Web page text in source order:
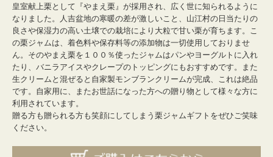
皇室献上栗として『やまえ栗』が採用され、広く世に知られるように
なりました。人吉盆地の寒暖の差が激しいこと、山江村の日当たりの
良さや保湿力の高い土壌での栽培により大粒で甘い栗が育ちます。こ
の栗ジャムは、着色料や保存料等の添加物は一切使用しておりませ
ん。そのやまえ栗を１００％使ったジャムはパンやヨーグルトに入れ
たり、バニラアイスやクレープのトッピングにもおすすめです。また
生クリームと混ぜると自家製モンブランクリームが完成、これは絶品
です。自家用に、またお世話になった方への贈り物として様々な方に
利用されています。
贈る方も贈られる方も笑顔にしてしまう栗ジャムギフト をぜひご笑味
ください。